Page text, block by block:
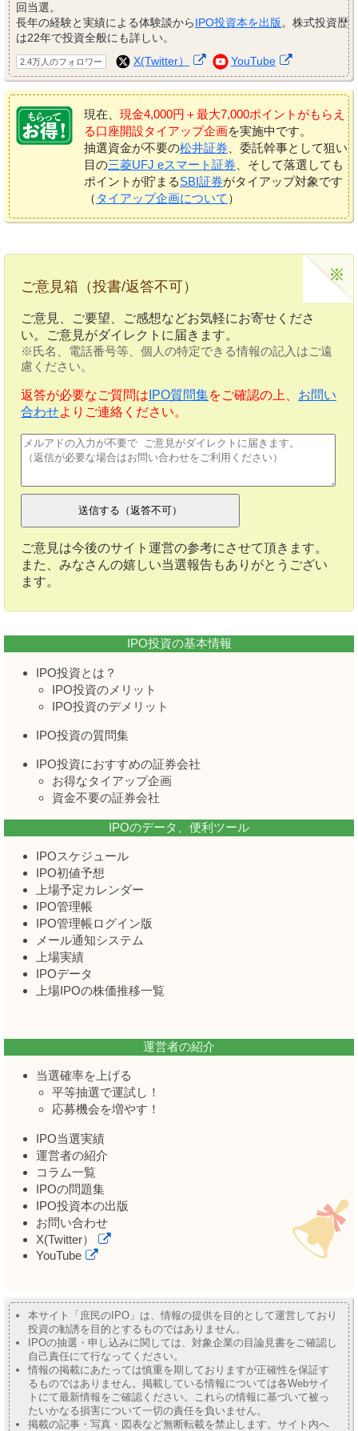
回当選。
長年の経験と実績による体験談からIPO投資本を出版。株式投資歴
は22年で投資全般にも詳しい。
2.4万人のフォロワー X(Twitter） YouTube
現在、 現金4,000円＋最大7,000ポイントがもらえ
る口座開設タイアップ企画を実施中です。
抽選資金が不要の松井証券 、委託幹事として狙い
目の三菱UFJ eスマート証券 、そして落選しても
ポイントが貯まるSBI証券がタイアップ対象です
（ タイアップ企画について ）
ご意見箱（投書/返答不可）
ご意見、ご要望、ご感想などお気軽にお寄せくださ
い。ご意見がダイレクトに届きます。
※氏名、電話番号等、個人の特定できる情報の記入はご遠
慮ください。
返答が必要なご質問は IPO質問集をご確認の上、 お問い
合わせよりご連絡ください。
ご意見は今後のサイト運営の参考にさせて頂きます。
また、みなさんの嬉しい当選報告もありがとうござい
ます。
IPO投資の基本情報
IPO投資とは？
IPO投資のメリット
IPO投資のデメリット
IPO投資の質問集
IPO投資におすすめの証券会社
お得なタイアップ企画
資金不要の証券会社
IPOのデータ、便利ツール
IPOスケジュール
IPO初値予想
上場予定カレンダー
IPO管理帳
IPO管理帳ログイン版
メール通知システム
上場実績
IPOデータ
上場IPOの株価推移一覧
運営者の紹介
当選確率を上げる
平等抽選で運試し！
応募機会を増やす！
IPO当選実績
運営者の紹介
コラム一覧
IPOの問題集
IPO投資本の出版
お問い合わせ
X(Twitter）
YouTube
本サイト「庶民のIPO」は、情報の提供を目的として運営しており
投資の勧誘を目的とするものではありません。
IPOの抽選・申し込みに関しては、対象企業の目論見書をご確認し
自己責任にて行なってください。
情報の掲載にあたっては慎重を期しておりますが正確性を保証す
るものではありません。掲載している情報については各Webサイ
トにて最新情報をご確認ください。これらの情報に基づいて被っ
たいかなる損害について一切の責任を負いません。
掲載の記事・写真・図表など無断転載を禁止します。サイト内へ